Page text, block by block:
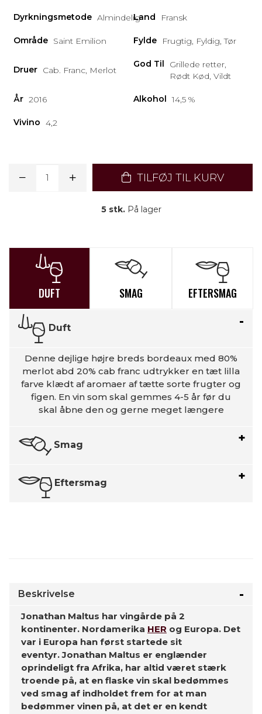
Dyrkningsmetode AlmindeligLand Fransk
Område Saint Emilion Fylde Frugtig, Fyldig, Tør
Druer Cab. Franc, Merlot
God Til
Grillede retter,
Rødt Kød, Vildt
År 2016 Alkohol 14,5 %
Vivino 4,2
TILFØJ TIL KURV
5 stk.På lager
DUFT SMAG EFTERSMAG
Duft
Denne dejlige højre breds bordeaux med 80%
merlot abd 20% cab franc udtrykker en tæt lilla
farve klædt af aromaer af tætte sorte frugter og
figen. En vin som skal gemmes 4-5 år før du
skal åbne den og gerne meget længere
Smag
Eftersmag
Beskrivelse
Jonathan Maltus har vingårde på 2
kontinenter. Nordamerika HER og Europa. Det
var i Europa han først startede sit
eventyr. Jonathan Maltus er englænder
oprindeligt fra Afrika, har altid været stærk
troende på, at en flaske vin skal bedømmes
ved smag af indholdet frem for at man
bedømmer vinen på, at det er en kendt